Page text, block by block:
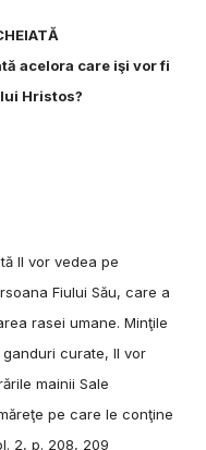
acelora care işi vor fi
Hristos?
Il vor vedea pe
Fiului Său, care a
rasei umane. Minţile
curate, Il vor
mainii Sale
pe care le conţine
2, p. 208, 209